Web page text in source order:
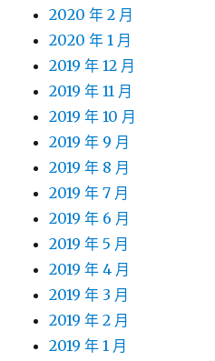
2020 年 2 月
2020 年 1 月
2019 年 12 月
2019 年 11 月
2019 年 10 月
2019 年 9 月
2019 年 8 月
2019 年 7 月
2019 年 6 月
2019 年 5 月
2019 年 4 月
2019 年 3 月
2019 年 2 月
2019 年 1 月